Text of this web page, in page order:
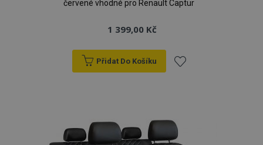
červené vhodné pro Renault Captur
1 399,00 Kč
Přidat Do Košíku
oblíbeným